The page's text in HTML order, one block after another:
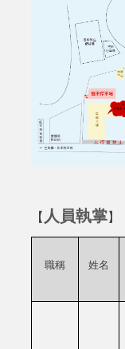
【 人員執掌】
職稱 姓名